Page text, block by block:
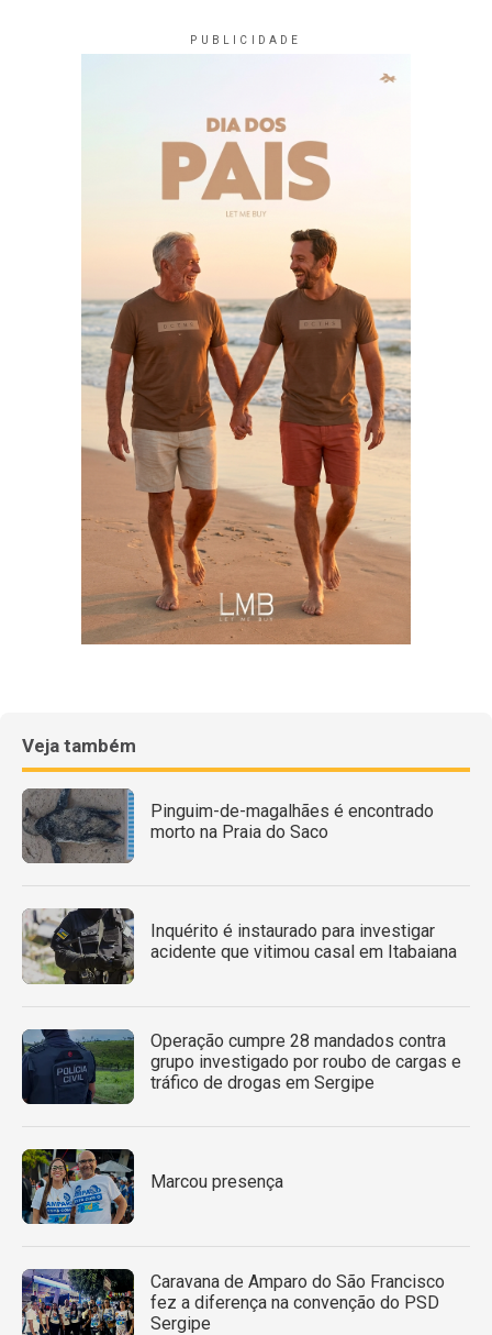
Veja também
Pinguim-de-magalhães é encontrado
morto na Praia do Saco
Inquérito é instaurado para investigar
acidente que vitimou casal em Itabaiana
Operação cumpre 28 mandados contra
grupo investigado por roubo de cargas e
tráfico de drogas em Sergipe
Marcou presença
Caravana de Amparo do São Francisco
fez a diferença na convenção do PSD
Sergipe